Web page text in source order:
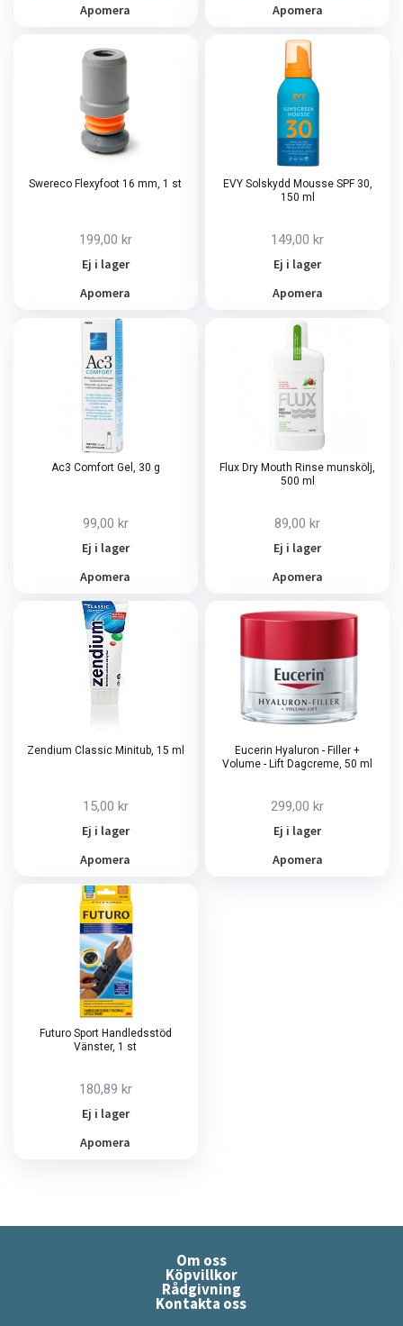
Apomera Apomera
Swereco Flexyfoot 16 mm, 1 st
199,00 kr
Ej i lager
Apomera
EVY Solskydd Mousse SPF 30,
150 ml
149,00 kr
Ej i lager
Apomera
Ac3 Comfort Gel, 30 g
99,00 kr
Ej i lager
Apomera
Flux Dry Mouth Rinse munskölj,
500 ml
89,00 kr
Ej i lager
Apomera
Zendium Classic Minitub, 15 ml
15,00 kr
Ej i lager
Apomera
Eucerin Hyaluron - Filler +
Volume - Lift Dagcreme, 50 ml
299,00 kr
Ej i lager
Apomera
Futuro Sport Handledsstöd
Vänster, 1 st
180,89 kr
Ej i lager
Apomera
Om oss
Köpvillkor
Rådgivning
Kontakta oss